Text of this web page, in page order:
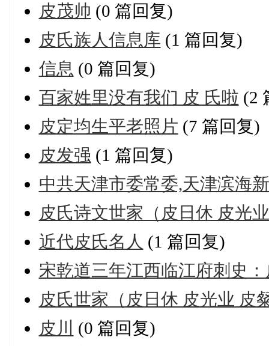
皮茂帅 (0 篇回复)
皮氏族人信息库 (1 篇回复)
信息 (0 篇回复)
百家姓里没有我们 皮 氏啦 (2
皮定均生平老照片 (7 篇回复)
皮发强 (1 篇回复)
中共天津市委常委,天津滨海
皮氏诗文世家（皮日休 皮光
近代皮氏名人 (1 篇回复)
宋乾道三年江西临江府刺史
皮氏世家（皮日休 皮光业 皮
皮川
(0 篇回复)